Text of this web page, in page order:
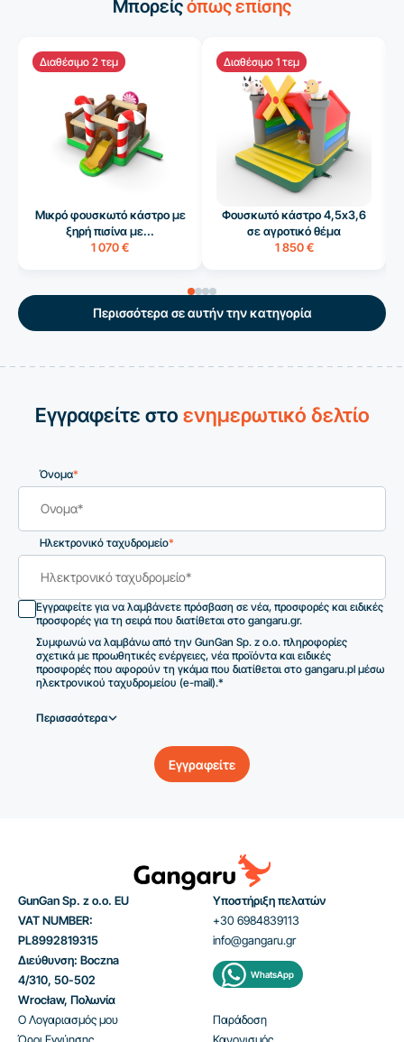
Μπορείςόπως επίσης
Διαθέσιμο 2 τεμ
Μικρό φουσκωτό κάστρο με
ξηρή πισίνα με...
1 070 €
Διαθέσιμο 1 τεμ
Φουσκωτό κάστρο 4,5x3,6
σε αγροτικό θέμα
1 850 €
Περισσότερα σε αυτήν την κατηγορία
Εγγραφείτε στο ενημερωτικό δελτίο
Όνομα*
Ηλεκτρονικό ταχυδρομείο*
Εγγραφείτε για να λαμβάνετε πρόσβαση σε νέα, προσφορές και ειδικές
προσφορές για τη σειρά που διατίθεται στο gangaru.gr.
Συμφωνώ να λαμβάνω από την GunGan Sp. z o.o. πληροφορίες
σχετικά με προωθητικές ενέργειες, νέα προϊόντα και ειδικές
προσφορές που αφορούν τη γκάμα που διατίθεται στο gangaru.pl μέσω
ηλεκτρονικού ταχυδρομείου (e-mail).*
Περισσσότερα
Εγγραφείτε
GunGan Sp. z o.o. EU
VAT NUMBER:
PL8992819315
Διεύθυνση: Boczna
4/310, 50-502
Wrocław, Πολωνία
Υποστήριξη πελατών
+30 6984839113
info@gangaru.gr
WhatsApp
Ο Λογαριασμός μου
Παράδοση